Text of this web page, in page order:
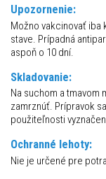
Upozornenie:
Možno vakcinovať iba
stave. Prípadná
aspoň o 10 dní.
Skladovanie:
Na suchom a tmavom
zamrznúť. Prípravok
použiteľnosti
Ochranné lehoty:
Nie je určené pre